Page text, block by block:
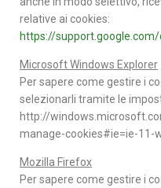
relative ai cookies:
https://
Microsoft Windows Explorer
Per sapere come gestire i
selezionarli tramite le
http://
manage-cookies#ie=ie-11-
Mozilla Firefox
Per sapere come gestire i